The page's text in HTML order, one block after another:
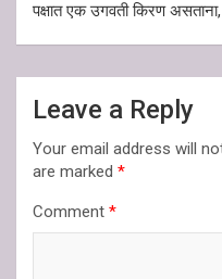
पक्षात एक उगवती किरण
Leave a Reply
Your email address will
are marked *
Comment *